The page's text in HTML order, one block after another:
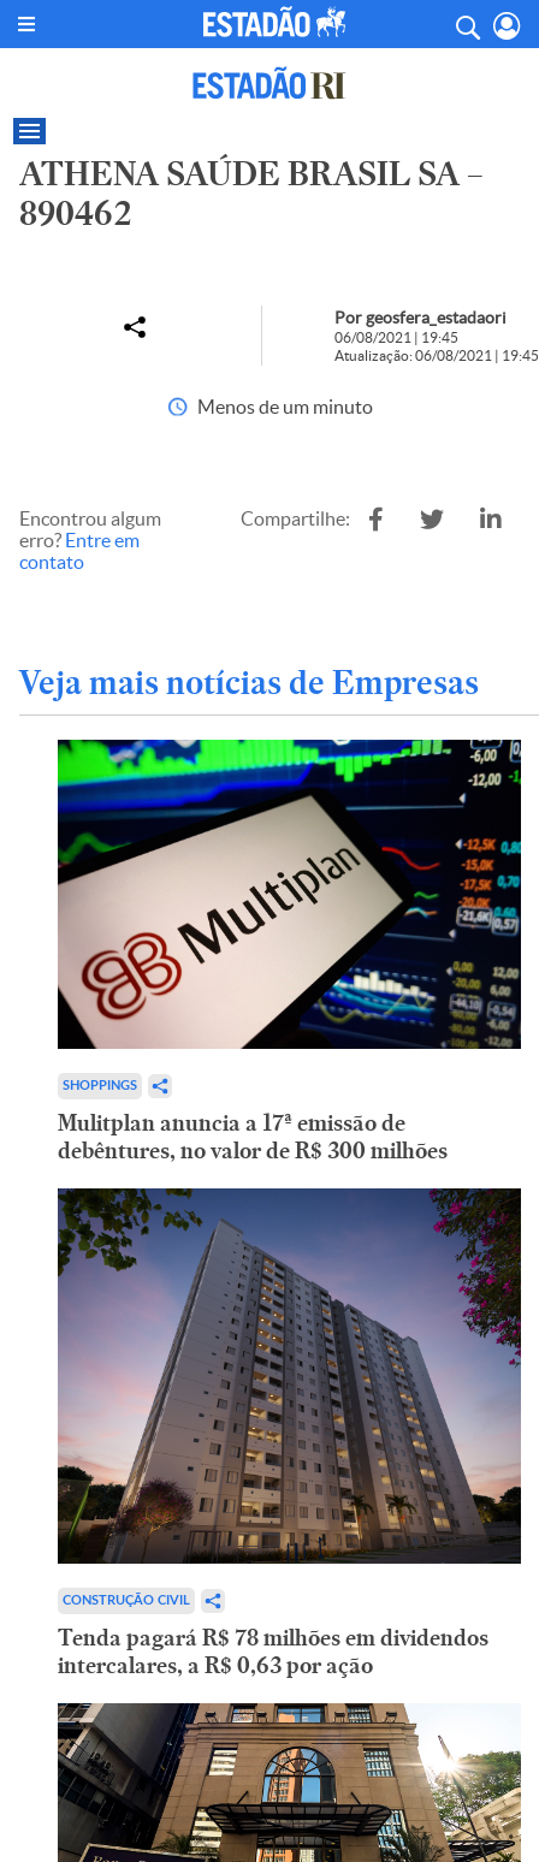
ATHENA SAÚDE BRASIL SA –
890462
Por geosfera_estadaori
06/08/2021 | 19:45
Atualização: 06/08/2021 | 19:45
Menos de um minuto
Encontrou algum
erro? Entre em
contato
Compartilhe:
Veja mais notícias de Empresas
SHOPPINGS
Mulitplan anuncia a 17ª emissão de
debêntures, no valor de R$ 300 milhões
CONSTRUÇÃO CIVIL
Tenda pagará R$ 78 milhões em dividendos
intercalares, a R$ 0,63 por ação